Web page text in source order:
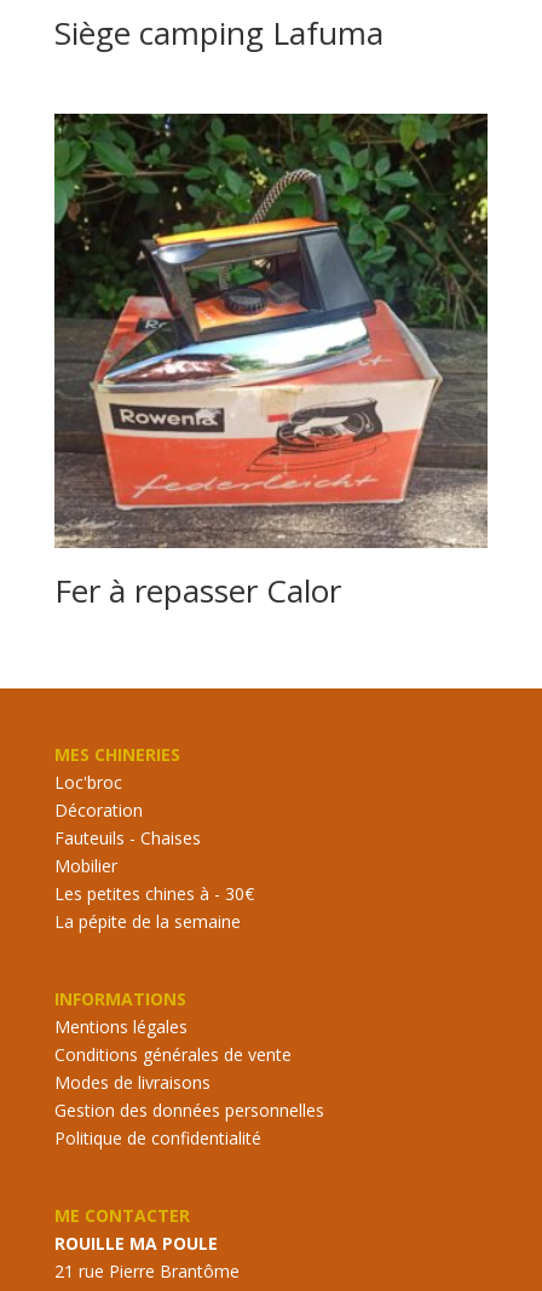
Siège camping Lafuma
Fer à repasser Calor
MES CHINERIES
Loc'broc
Décoration
Fauteuils - Chaises
Mobilier
Les petites chines à - 30€
La pépite de la semaine
INFORMATIONS
Mentions légales
Conditions générales de vente
Modes de livraisons
Gestion des données personnelles
Politique de confidentialité
ME CONTACTER
ROUILLE MA POULE
21 rue Pierre Brantôme